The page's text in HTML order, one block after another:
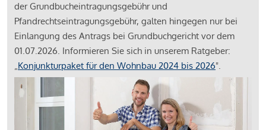
der Grundbucheintragungsgebühr und
Pfandrechtseintragungsgebühr, galten hingegen nur bei
Einlangung des Antrags bei Grundbuchgericht vor dem
01.07.2026. Informieren Sie sich in unserem Ratgeber:
„Konjunkturpaket für den Wohnbau 2024 bis 2026".